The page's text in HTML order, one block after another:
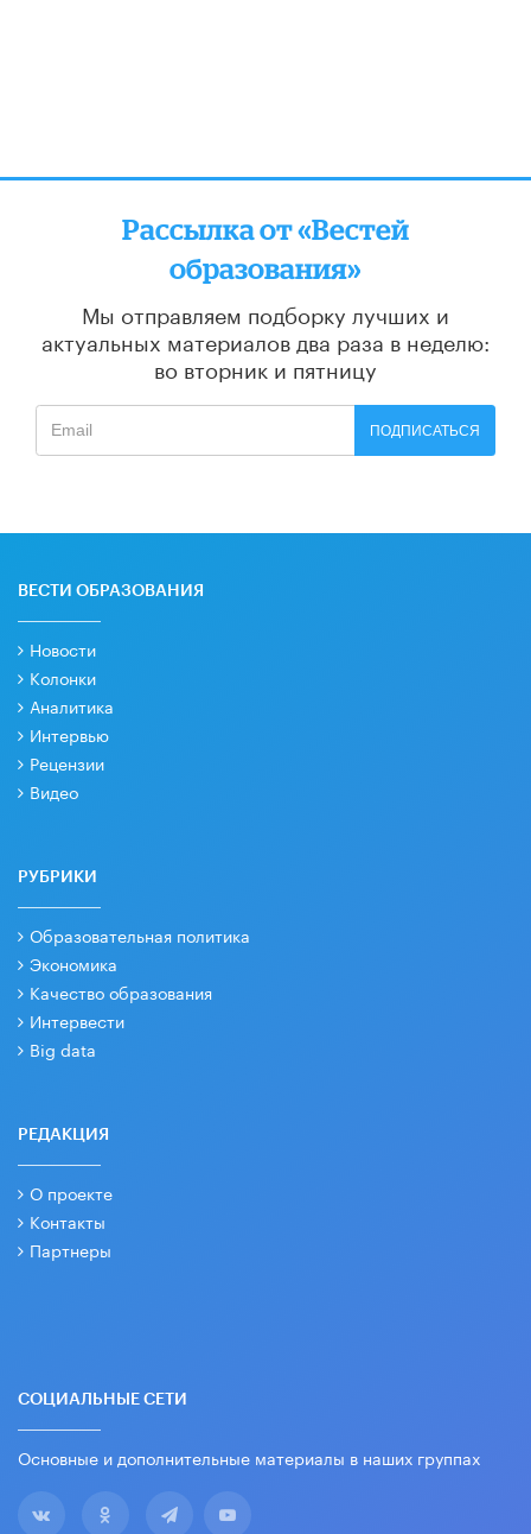
Рассылка от «Вестей
образования»
Мы отправляем подборку лучших и
актуальных материалов два раза в неделю:
во вторник и пятницу
ПОДПИСАТЬСЯ
ВЕСТИ ОБРАЗОВАНИЯ
Новости
Колонки
Аналитика
Интервью
Рецензии
Видео
РУБРИКИ
Образовательная политика
Экономика
Качество образования
Интервести
Big data
РЕДАКЦИЯ
О проекте
Контакты
Партнеры
СОЦИАЛЬНЫЕ СЕТИ
Основные и дополнительные материалы в наших группах